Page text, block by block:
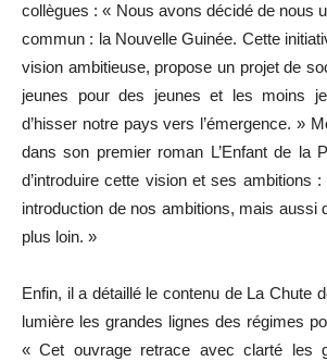
collègues : « Nous avons décidé de nous
commun : la Nouvelle Guinée. Cette
vision ambitieuse, propose un projet de
jeunes pour des jeunes et les moins
d’hisser notre pays vers l’émergence. »
dans son premier roman L’Enfant de la
d’introduire cette vision et ses ambitions
introduction de nos ambitions, mais aussi
plus loin. »
Enfin, il a détaillé le contenu de La Chute
lumière les grandes lignes des régimes
« Cet ouvrage retrace avec clarté les